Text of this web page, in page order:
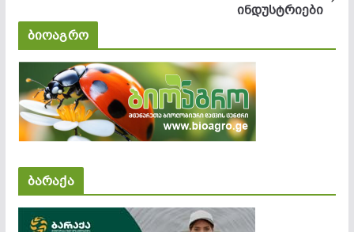
ინდუსტრიები
ბიოაგრო
ბარაქა